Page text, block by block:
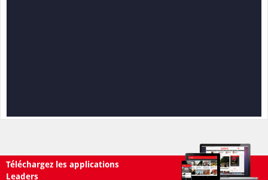
Téléchargez les applications
Leaders